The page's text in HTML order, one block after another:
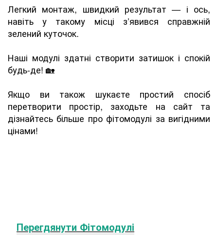
Легкий монтаж, швидкий результат — і ось,
навіть у такому місці з’явився справжній
зелений куточок.
Наші модулі здатні створити затишок і спокій
будь-де! 🏡
Якщо ви також шукаєте простий спосіб
перетворити простір, заходьте на сайт та
дізнайтесь більше про фітомодулі за вигідними
цінами!
Перегдянути Фітомодулі